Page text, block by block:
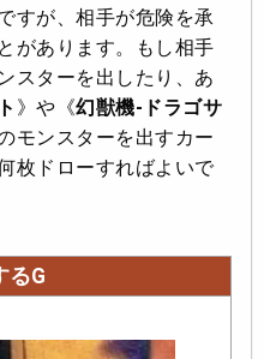
すが、相手が危険を承
があります。もし相手
スターを出したり、あ
》や《幻獣機-ドラゴサ
モンスターを出すカー
枚ドローすればよいで
るG